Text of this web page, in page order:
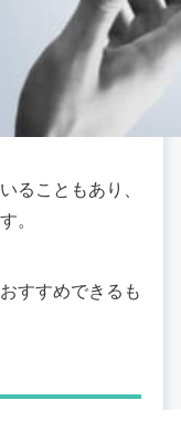
ることもあり、
。
すすめできるも